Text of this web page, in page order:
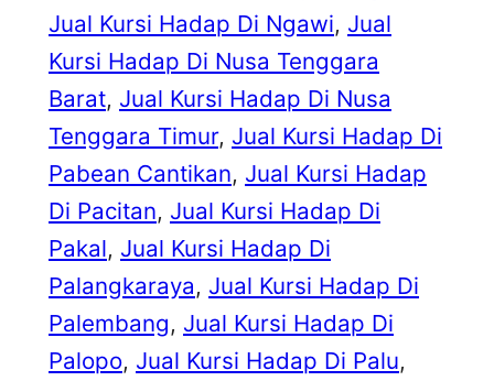
Jual Kursi Hadap Di Ngawi, Jual
Kursi Hadap Di Nusa Tenggara
Barat, Jual Kursi Hadap Di Nusa
Tenggara Timur, Jual Kursi Hadap Di
Pabean Cantikan, Jual Kursi Hadap
Di Pacitan, Jual Kursi Hadap Di
Pakal, Jual Kursi Hadap Di
Palangkaraya, Jual Kursi Hadap Di
Palembang, Jual Kursi Hadap Di
Palopo, Jual Kursi Hadap Di Palu